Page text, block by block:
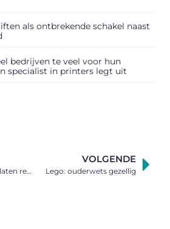
als ontbrekende schakel naast
bedrijven te veel voor hun
specialist in printers legt uit
Je defecte IPhone laten repareren
VOLGENDE
Lego: ouderwets gezellig